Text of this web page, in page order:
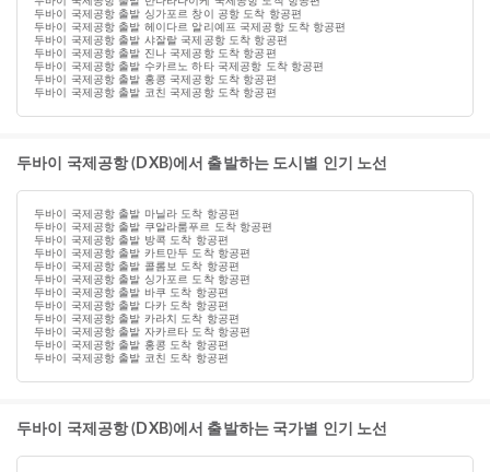
두바이 국제공항 출발 싱가포르 창이 공항 도착 항공편
두바이 국제공항 출발 헤이다르 알리예프 국제공항 도착 항공편
두바이 국제공항 출발 샤잘랄 국제공항 도착 항공편
두바이 국제공항 출발 진나 국제공항 도착 항공편
두바이 국제공항 출발 수카르노 하타 국제공항 도착 항공편
두바이 국제공항 출발 홍콩 국제공항 도착 항공편
두바이 국제공항 출발 코친 국제공항 도착 항공편
두바이 국제공항 (DXB)에서 출발하는 도시별 인기 노선
두바이 국제공항 출발 마닐라 도착 항공편
두바이 국제공항 출발 쿠알라룸푸르 도착 항공편
두바이 국제공항 출발 방콕 도착 항공편
두바이 국제공항 출발 카트만두 도착 항공편
두바이 국제공항 출발 콜롬보 도착 항공편
두바이 국제공항 출발 싱가포르 도착 항공편
두바이 국제공항 출발 바쿠 도착 항공편
두바이 국제공항 출발 다카 도착 항공편
두바이 국제공항 출발 카라치 도착 항공편
두바이 국제공항 출발 자카르타 도착 항공편
두바이 국제공항 출발 홍콩 도착 항공편
두바이 국제공항 출발 코친 도착 항공편
두바이 국제공항 (DXB)에서 출발하는 국가별 인기 노선